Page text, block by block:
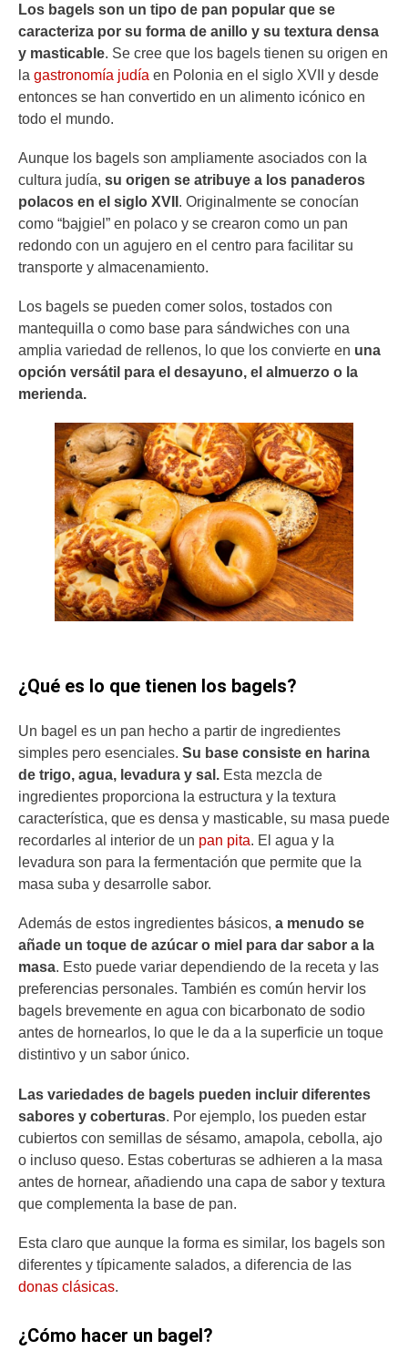
Los bagels son un tipo de pan popular que se
caracteriza por su forma de anillo y su textura densa
y masticable. Se cree que los bagels tienen su origen en
la gastronomía judía en Polonia en el siglo XVII y desde
entonces se han convertido en un alimento icónico en
todo el mundo.
Aunque los bagels son ampliamente asociados con la
cultura judía, su origen se atribuye a los panaderos
polacos en el siglo XVII . Originalmente se conocían
como “bajgiel” en polaco y se crearon como un pan
redondo con un agujero en el centro para facilitar su
transporte y almacenamiento.
Los bagels se pueden comer solos, tostados con
mantequilla o como base para sándwiches con una
amplia variedad de rellenos, lo que los convierte en una
opción versátil para el desayuno, el almuerzo o la
merienda.
¿Qué es lo que tienen los bagels?
Un bagel es un pan hecho a partir de ingredientes
simples pero esenciales. Su base consiste en harina
de trigo, agua, levadura y sal. Esta mezcla de
ingredientes proporciona la estructura y la textura
característica, que es densa y masticable, su masa puede
recordarles al interior de un pan pita. El agua y la
levadura son para la fermentación que permite que la
masa suba y desarrolle sabor.
Además de estos ingredientes básicos, a menudo se
añade un toque de azúcar o miel para dar sabor a la
masa. Esto puede variar dependiendo de la receta y las
preferencias personales. También es común hervir los
bagels brevemente en agua con bicarbonato de sodio
antes de hornearlos, lo que le da a la superficie un toque
distintivo y un sabor único.
Las variedades de bagels pueden incluir diferentes
sabores y coberturas. Por ejemplo, los pueden estar
cubiertos con semillas de sésamo, amapola, cebolla, ajo
o incluso queso. Estas coberturas se adhieren a la masa
antes de hornear, añadiendo una capa de sabor y textura
que complementa la base de pan.
Esta claro que aunque la forma es similar, los bagels son
diferentes y típicamente salados, a diferencia de las
donas clásicas.
¿Cómo hacer un bagel?